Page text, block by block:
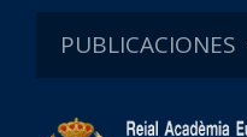
PUBLICACIONES